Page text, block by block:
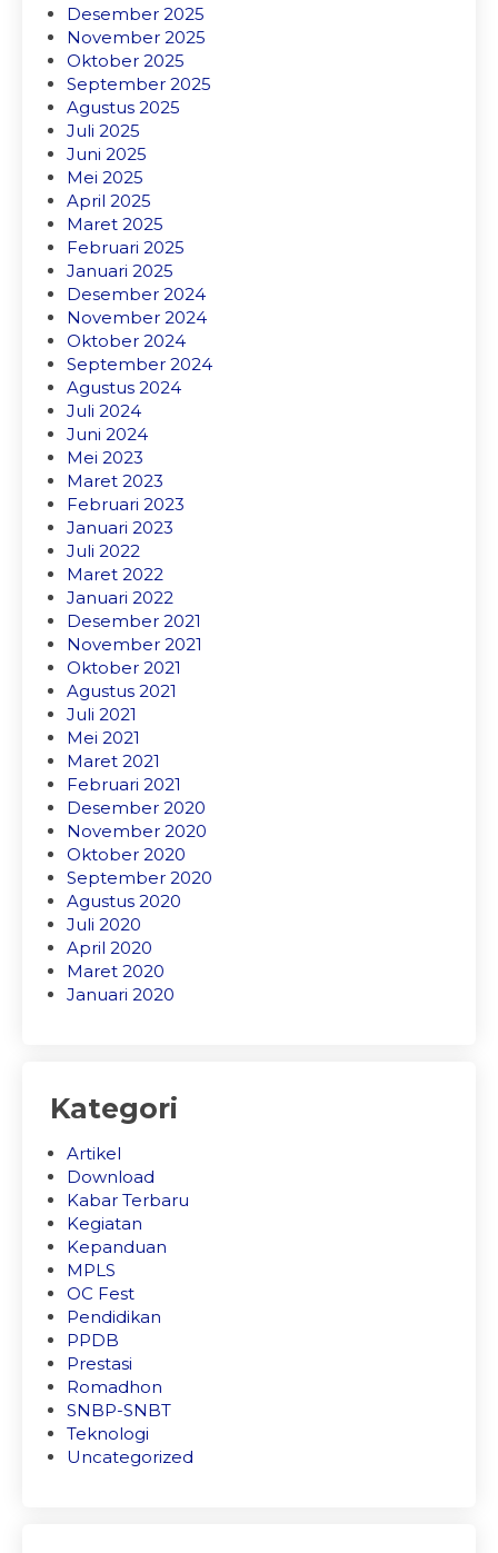
Desember 2025
November 2025
Oktober 2025
September 2025
Agustus 2025
Juli 2025
Juni 2025
Mei 2025
April 2025
Maret 2025
Februari 2025
Januari 2025
Desember 2024
November 2024
Oktober 2024
September 2024
Agustus 2024
Juli 2024
Juni 2024
Mei 2023
Maret 2023
Februari 2023
Januari 2023
Juli 2022
Maret 2022
Januari 2022
Desember 2021
November 2021
Oktober 2021
Agustus 2021
Juli 2021
Mei 2021
Maret 2021
Februari 2021
Desember 2020
November 2020
Oktober 2020
September 2020
Agustus 2020
Juli 2020
April 2020
Maret 2020
Januari 2020
Kategori
Artikel
Download
Kabar Terbaru
Kegiatan
Kepanduan
MPLS
OC Fest
Pendidikan
PPDB
Prestasi
Romadhon
SNBP-SNBT
Teknologi
Uncategorized